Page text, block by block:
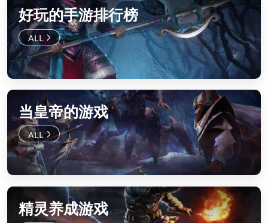
好玩的手游排行榜
当皇帝的游戏
精灵养成游戏